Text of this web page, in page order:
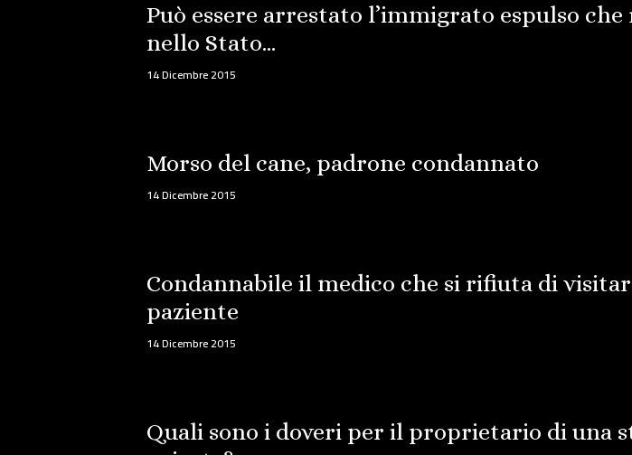
Può essere arrestato l’immigrato espulso
nello Stato…
14 Dicembre 2015
Morso del cane, padrone condannato
14 Dicembre 2015
Condannabile il medico che si rifiuta di
paziente
14 Dicembre 2015
Quali sono i doveri per il proprietario di una